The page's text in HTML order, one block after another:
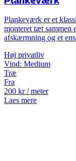
Plankeværk er et
monteret tæt sammen
afskærmning og et
Høj privatliv
Vind: Medium
Træ
Fra
200 kr/ meter
Laes mere